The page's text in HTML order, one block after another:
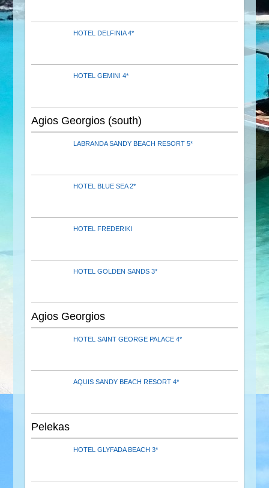
HOTEL DELFINIA 4*
HOTEL GEMINI 4*
Agios Georgios (south)
LABRANDA SANDY BEACH RESORT 5*
HOTEL BLUE SEA 2*
HOTEL FREDERIKI
HOTEL GOLDEN SANDS 3*
Agios Georgios
HOTEL SAINT GEORGE PALACE 4*
AQUIS SANDY BEACH RESORT 4*
Pelekas
HOTEL GLYFADA BEACH 3*